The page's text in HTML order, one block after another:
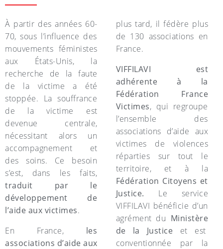
À partir des années 60-
70, sous l’influence des
mouvements féministes
aux États-Unis, la
recherche de la faute
de la victime a été
stoppée. La souffrance
de la victime est
devenue centrale,
nécessitant alors un
accompagnement et
des soins. Ce besoin
s’est, dans les faits,
traduit par le
développement de
l’aide aux victimes.
En France, les
associations d’aide aux
plus tard, il fédère plus
de 130 associations en
France.
VIFFILAVI est
adhérente à la
Fédération France
Victimes, qui regroupe
l’ensemble des
associations d’aide aux
victimes de violences
réparties sur tout le
territoire, et à la
Fédération Citoyens et
Justice. Le service
VIFFILAVI bénéficie d’un
agrément du Ministère
de la Justice et est
conventionnée par la